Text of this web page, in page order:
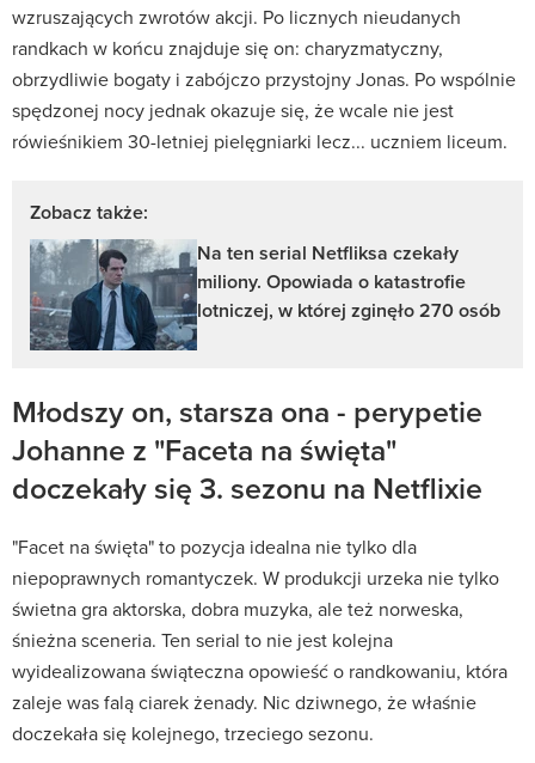
wzruszających zwrotów akcji. Po licznych nieudanych
randkach w końcu znajduje się on: charyzmatyczny,
obrzydliwie bogaty i zabójczo przystojny Jonas. Po wspólnie
spędzonej nocy jednak okazuje się, że wcale nie jest
rówieśnikiem 30-letniej pielęgniarki lecz... uczniem liceum.
Zobacz także:
Na ten serial Netfliksa czekały
miliony. Opowiada o katastrofie
lotniczej, w której zginęło 270 osób
Młodszy on, starsza ona - perypetie
Johanne z "Faceta na święta"
doczekały się 3. sezonu na Netflixie
"Facet na święta" to pozycja idealna nie tylko dla
niepoprawnych romantyczek. W produkcji urzeka nie tylko
świetna gra aktorska, dobra muzyka, ale też norweska,
śnieżna sceneria. Ten serial to nie jest kolejna
wyidealizowana świąteczna opowieść o randkowaniu, która
zaleje was falą ciarek żenady. Nic dziwnego, że właśnie
doczekała się kolejnego, trzeciego sezonu.